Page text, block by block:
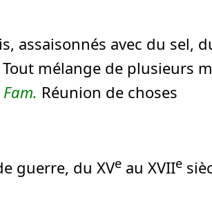
assaisonnés avec du sel,
Tout mélange de plusieurs
Fam. Réunion de choses
guerre, du XVe au XVIIe